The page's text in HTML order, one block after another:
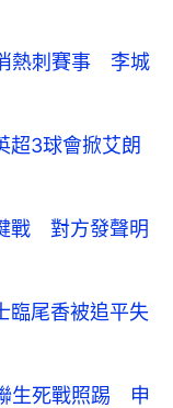
熱刺賽事 李城
3球會掀艾朗
戰 對方發聲明
尾香被追平失
生死戰照踢 申